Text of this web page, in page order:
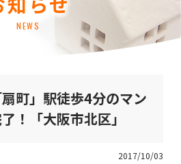
NEWS
町」駅徒歩4分のマン
！「大阪市北区」
2017/10/03